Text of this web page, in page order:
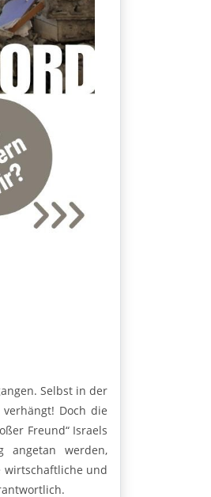
Selbst in der
Doch die
Freund“ Israels
angetan werden,
wirtschaftliche und